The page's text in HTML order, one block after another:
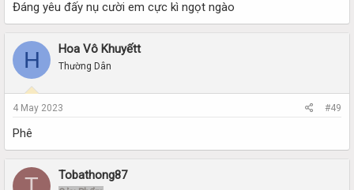
Đáng yêu đấy nụ cười em cực kì ngọt ngào
H Hoa Vô Khuyếtt
Thường Dân
4 May 2023 #49
Phê
Tobathong87